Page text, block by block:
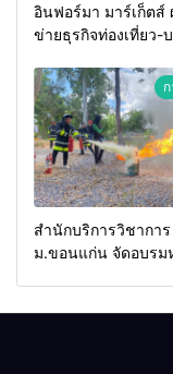
อินฟอร์มา มาร์เก็ตส์
ข่ายธุรกิจท่องเที่ยว-บ
2026 เชื่อม 4 งานใ
โอกาสธุรกิจครบวงจ
ครับ
สำนักบริการวิชาการ
ม.ขอนแก่น จัดอบรม